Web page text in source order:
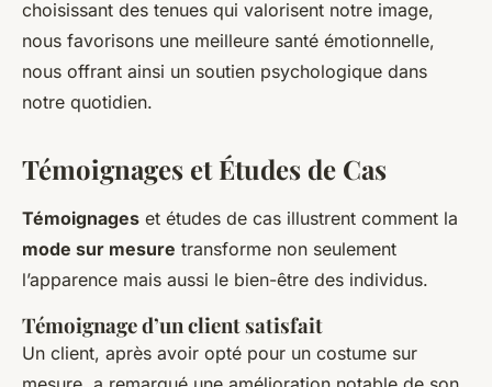
choisissant des tenues qui valorisent notre image,
nous favorisons une meilleure santé émotionnelle,
nous offrant ainsi un soutien psychologique dans
notre quotidien.
Témoignages et Études de Cas
Témoignages et études de cas illustrent comment la
mode sur mesure transforme non seulement
l’apparence mais aussi le bien-être des individus.
Témoignage d’un client satisfait
Un client, après avoir opté pour un costume sur